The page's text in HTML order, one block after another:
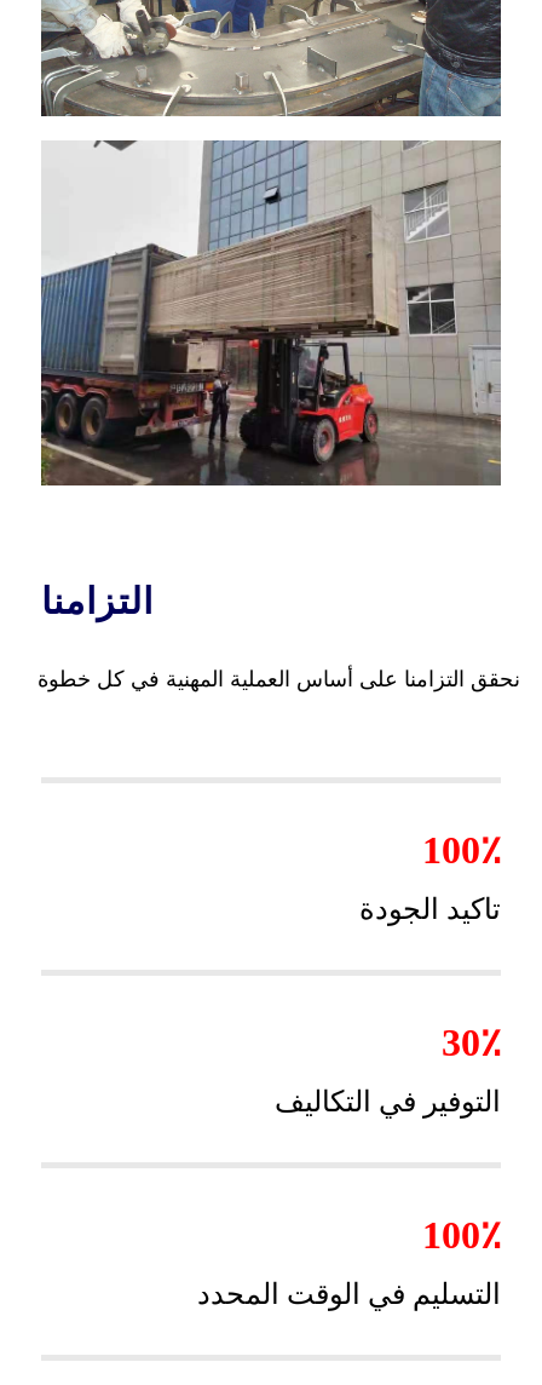
التزامنا
نحقق التزامنا على أساس العملية المهنية في كل خطوة
100٪
تاكيد الجودة
30٪
التوفير في التكاليف
100٪
التسليم في الوقت المحدد